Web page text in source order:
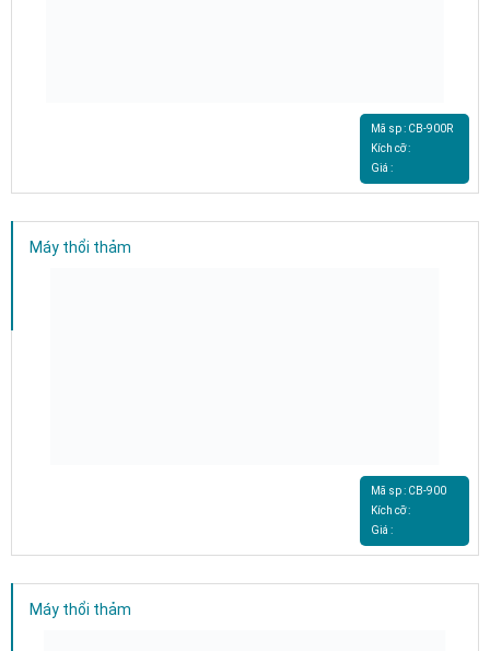
Mã sp : CB-900R
Kích cỡ :
Giá :
Máy thổi thảm
Mã sp : CB-900
Kích cỡ :
Giá :
Máy thổi thảm